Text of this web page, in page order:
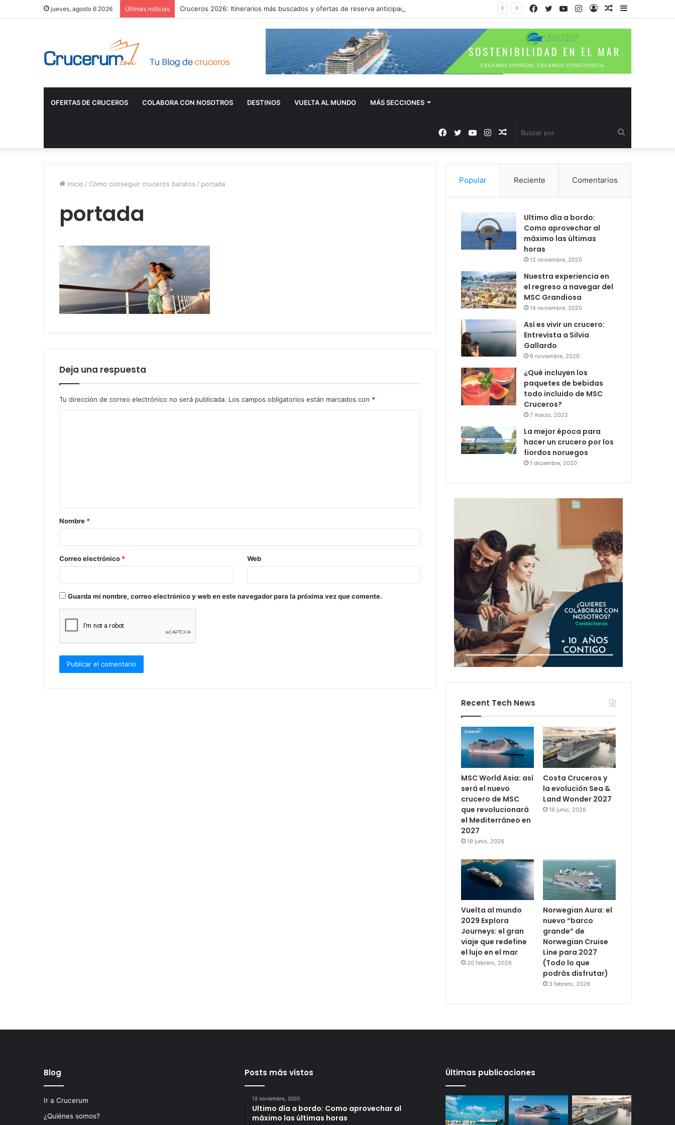
jueves, agosto 6 2026 Últimas notícias Cruceros 2026: Itinerarios más buscados y ofertas de reserva anticipada
Barra
Publicación
Acceso
Instagram
YouTube
Twitter
Facebook
OFERTAS DE CRUCEROS COLABORA CON NOSOTROS DESTINOS VUELTA AL MUNDO MÁS SECCIONES
por
Publicación
al
Instagram
YouTube
Twitter
Facebook
Inicio / Cómo conseguir cruceros baratos / portada
portada
Deja una respuesta
Tu dirección de correo electrónico no será publicada. Los campos obligatorios están marcados con *
a
r
*
Nombre *
Correo electrónico * Web
Guarda mi nombre, correo electrónico y web en este navegador para la próxima vez que comente.
Popular Reciente Comentarios
Ultimo día a bordo:
Como aprovechar al
máximo las últimas
horas
12 noviembre, 2020
Nuestra experiencia en
el regreso a navegar del
MSC Grandiosa
14 noviembre, 2020
Así es vivir un crucero:
Entrevista a Silvia
Gallardo
9 noviembre, 2020
¿Qué incluyen los
paquetes de bebidas
todo incluido de MSC
Cruceros?
7 marzo, 2022
La mejor época para
hacer un crucero por los
fiordos noruegos
1 diciembre, 2020
Recent Tech News
MSC World Asia: así
será el nuevo
crucero de MSC
que revolucionará
el Mediterráneo en
2027
19 junio, 2026
Costa Cruceros y
la evolución Sea &
Land Wonder 2027
16 junio, 2026
Vuelta al mundo
2029 Explora
Journeys: el gran
viaje que redefine
el lujo en el mar
20 febrero, 2026
Norwegian Aura: el
nuevo “barco
grande” de
Norwegian Cruise
Line para 2027
(Todo lo que
podrás disfrutar)
3 febrero, 2026
Blog
Ir a Crucerum
¿Quiénes somos?
Posts más vistos
12 noviembre, 2020
Ultimo día a bordo: Como aprovechar al
máximo las últimas horas
Últimas publicaciones